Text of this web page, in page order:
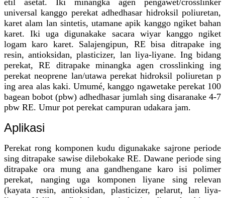
universal kanggo perekat adhedhasar hidroksil poliuretan,
karet alam lan sintetis, utamane apik kanggo ngiket bahan
karet. Iki uga digunakake sacara wiyar kanggo ngiket
logam karo karet. Salajengipun, RE bisa ditrapake ing
resin, antioksidan, plasticizer, lan liya-liyane. Ing bidang
perekat, RE ditrapake minangka agen crosslinking ing
perekat neoprene lan/utawa perekat hidroksil poliuretan p
ing area alas kaki. Umumé, kanggo ngawetake perekat 100
bagean bobot (pbw) adhedhasar jumlah sing disaranake 4-7
pbw RE. Umur pot perekat campuran udakara jam.
Aplikasi
Perekat rong komponen kudu digunakake sajrone periode
sing ditrapake sawise dilebokake RE. Dawane periode sing
ditrapake ora mung ana gandhengane karo isi polimer
perekat, nanging uga komponen liyane sing relevan
(kayata resin, antioksidan, plasticizer, pelarut, lan liya-